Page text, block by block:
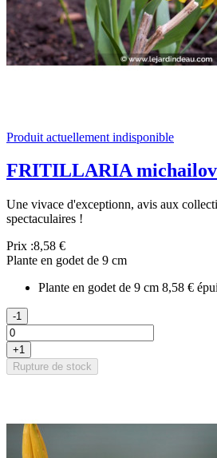
Produit actuellement indisponible
FRITILLARIA
Une vivace d'exceptionn, avis aux
spectaculaires !
Prix :8,58 €
Plante en godet de 9 cm
Plante en godet de 9 cm 8,58 €
-1
+1
Rupture de stock